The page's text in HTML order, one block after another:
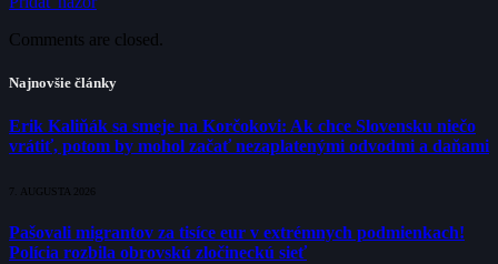
Comments are closed.
Najnovšie články
Erik Kaliňák sa smeje na Korčokovi: Ak chce Slovensku niečo
vrátiť, potom by mohol začať nezaplatenými odvodmi a daňami
7. AUGUSTA 2026
Pašovali migrantov za tisíce eur v extrémnych podmienkach!
Polícia rozbila obrovskú zločineckú sieť